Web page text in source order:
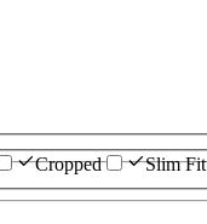
Cropped Slim Fit